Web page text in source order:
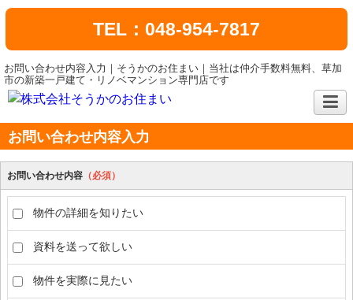
TEL：048-954-7817
お問い合わせ内容入力｜そうかのお住まい｜当社は仲介手数料無料、草加
市の新築一戸建て・リノベマンション専門店です
お問い合わせ内容入力
お問い合わせ内容 （必須）
物件の詳細を知りたい
資料を送って欲しい
物件を実際に見たい